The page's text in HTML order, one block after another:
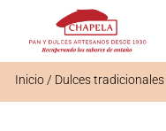
Inicio/ Dulces tradicionales